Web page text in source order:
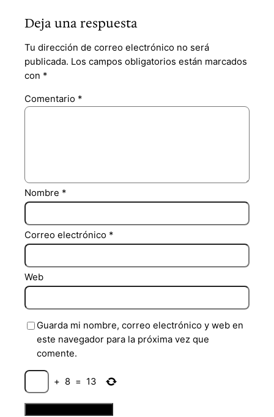
Deja una respuesta
Tu dirección de correo electrónico no será
publicada. Los campos obligatorios están marcados
con *
Comentario *
Nombre *
Correo electrónico *
Web
Guarda mi nombre, correo electrónico y web en
este navegador para la próxima vez que
comente.
+ 8 = 13